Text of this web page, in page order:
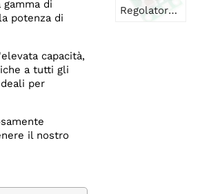
di
potenza di
capacità,
a tutti gli
per
il nostro
Regolatore di tensione step-down Pololu 3,3 V, 300 mA D24V3F3